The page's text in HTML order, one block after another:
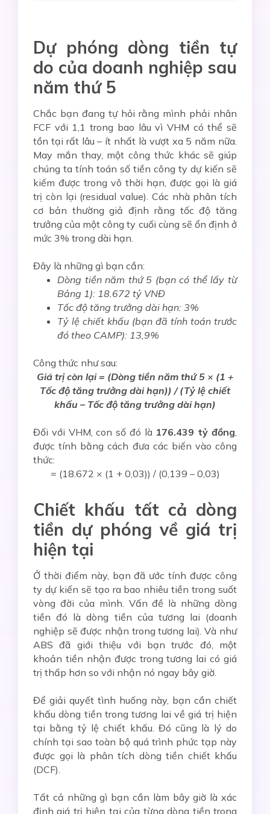
Dự phóng dòng tiền tự
do của doanh nghiệp sau
năm thứ 5
Chắc bạn đang tự hỏi rằng mình phải nhân
FCF với 1,1 trong bao lâu vì VHM có thể sẽ
tồn tại rất lâu – ít nhất là vượt xa 5 năm nữa.
May mắn thay, một công thức khác sẽ giúp
chúng ta tính toán số tiền công ty dự kiến ​​sẽ
kiếm được trong vô thời hạn, được gọi là giá
trị còn lại (residual value). Các nhà phân tích
cơ bản thường giả định rằng tốc độ tăng
trưởng của một công ty cuối cùng sẽ ổn định ở
mức 3% trong dài hạn.
Đây là những gì bạn cần:
Dòng tiền năm thứ 5 (bạn có thể lấy từ
Bảng 1): 18.672 tỷ VNĐ
Tốc độ tăng trưởng dài hạn: 3%
Tỷ lệ chiết khấu (bạn đã tính toán trước
đó theo CAMP): 13,9%
Công thức như sau:
Giá trị còn lại = (Dòng tiền năm thứ 5 × (1 +
Tốc độ tăng trưởng dài hạn)) / (Tỷ lệ chiết
khấu – Tốc độ tăng trưởng dài hạn)
Đối với VHM, con số đó là 176.439 tỷ đồng
được tính bằng cách đưa các biến vào công
thức:
= (18.672 × (1 + 0,03)) / (0,139 – 0,03)
Chiết khấu tất cả dòng
tiền dự phóng về giá trị
hiện tại
Ở thời điểm này, bạn đã ước tính được công
ty dự kiến sẽ tạo ra bao nhiêu tiền trong suốt
vòng đời của mình. Vấn đề là những dòng
tiền đó là dòng tiền của tương lai (doanh
nghiệp sẽ được nhận trong tương lai). Và như
ABS đã giới thiệu với bạn trước đó, một
khoản tiền nhận được trong tương lai có giá
trị thấp hơn so với nhận nó ngay bây giờ.
Để giải quyết tình huống này, bạn cần chiết
khấu dòng tiền trong tương lai về giá trị hiện
tại bằng tỷ lệ chiết khấu. Đó cũng là lý do
chính tại sao toàn bộ quá trình phức tạp này
được gọi là phân tích dòng tiền chiết khấu
(DCF).
Tất cả những gì bạn cần làm bây giờ là xác
định giá trị hiện tại của từng dòng tiền trong